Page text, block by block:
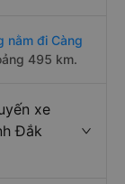
nằm đi Càng
495 km.
xe
Đắk